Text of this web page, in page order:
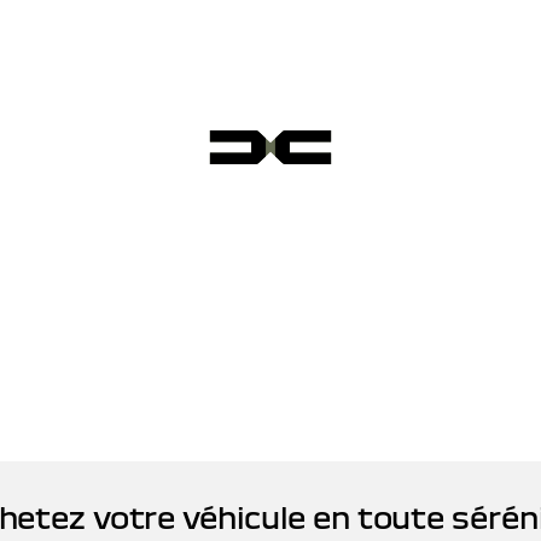
votre véhicule en toute